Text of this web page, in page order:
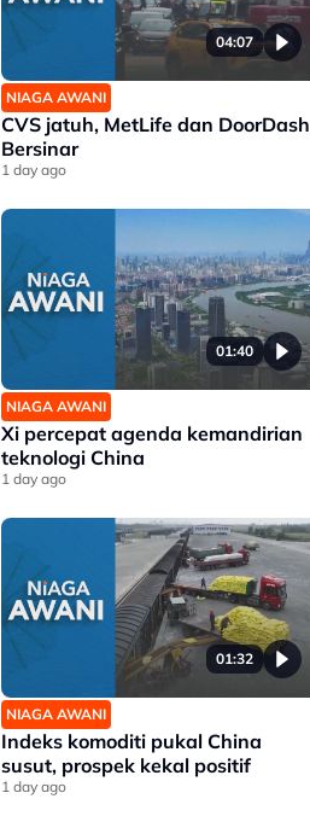
04:07
NIAGA AWANI
CVS jatuh, MetLife dan DoorDash
Bersinar
1 day ago
01:40
NIAGA AWANI
Xi percepat agenda kemandirian
teknologi China
1 day ago
01:32
NIAGA AWANI
Indeks komoditi pukal China
susut, prospek kekal positif
1 day ago